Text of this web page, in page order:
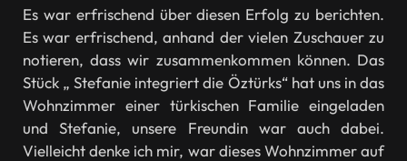
Es war erfrischend über diesen Erfolg zu berichten.
Es war erfrischend, anhand der vielen Zuschauer zu
notieren, dass wir zusammenkommen können. Das
Stück „ Stefanie integriert die Öztürks“ hat uns in das
Wohnzimmer einer türkischen Familie eingeladen
und Stefanie, unsere Freundin war auch dabei.
Vielleicht denke ich mir, war dieses Wohnzimmer auf